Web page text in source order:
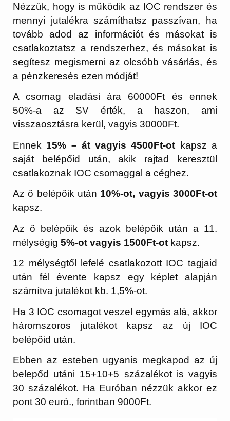
Nézzük, hogy is működik az IOC rendszer és
mennyi jutalékra számíthatsz passzívan, ha
tovább adod az információt és másokat is
csatlakoztatsz a rendszerhez, és másokat is
segítesz megismerni az olcsóbb vásárlás, és
a pénzkeresés ezen módját!
A csomag eladási ára 60000Ft és ennek
50%-a az SV érték, a haszon, ami
visszaosztásra kerül, vagyis 30000Ft.
Ennek 15% – át vagyis 4500Ft-ot
kapsz a
saját belépőid után, akik rajtad keresztül
csatlakoznak IOC csomaggal a céghez.
Az ő belépőik után 10%-ot, vagyis 3000Ft-ot
kapsz.
Az ő belépőik és azok belépőik után a 11.
mélységig5%-ot vagyis 1500Ft-ot kapsz.
12 mélységtől lefelé csatlakozott IOC tagjaid
után fél évente kapsz egy képlet alapján
számítva jutalékot kb. 1,5%-ot.
Ha 3 IOC csomagot veszel egymás alá, akkor
háromszoros jutalékot kapsz az új IOC
belépőid után.
Ebben az esteben ugyanis megkapod az új
belepőd utáni 15+10+5 százalékot is vagyis
30 százalékot. Ha Euróban nézzük akkor ez
pont 30 euró., forintban 9000Ft.